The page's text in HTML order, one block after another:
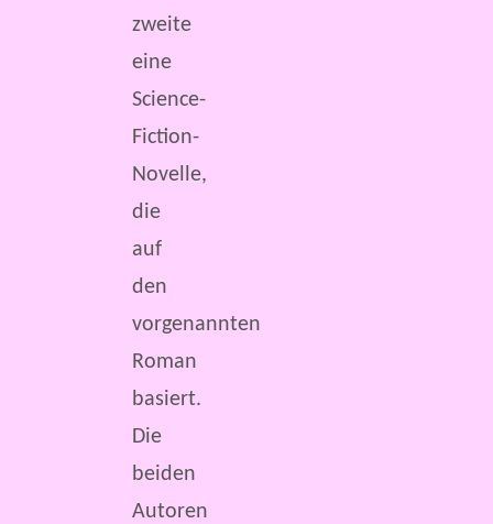
zweite
eine
Science-
Fiction-
Novelle,
die
auf
den
vorgenannten
Roman
basiert.
Die
beiden
Autoren